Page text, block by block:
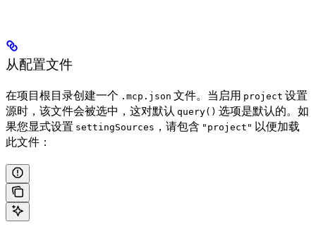
从配置文件
在项目根目录创建一个 .mcp.json 文件。当启用 project 设置
源时，该文件会被选中，这对默认 query() 选项是默认的。如
果您显式设置 settingSources ，请包含 "project" 以便加载
此文件：